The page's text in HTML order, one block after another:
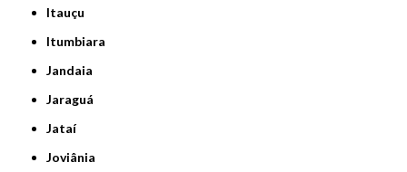
Itauçu
Itumbiara
Jandaia
Jaraguá
Jataí
Joviânia